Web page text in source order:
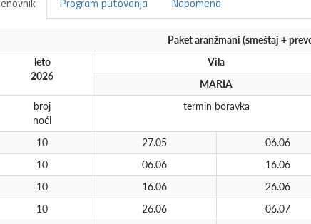
Paket aranžmani (smeštaj +
leto
2026
Vila
MARIA
broj
noći
termin boravka
10 27.05 06.06
10
06.06 16.06
10
16.06 26.06
10
26.06 06.07